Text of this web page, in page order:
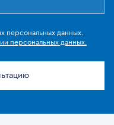
персональных данных.
персональных данных.